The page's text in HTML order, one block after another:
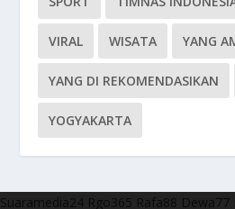
VIRAL WISATA YANG
YANG DI REKOMENDASIKAN
YOGYAKARTA
Suaramedia24 Rgo365 Rafa88 Dewa77